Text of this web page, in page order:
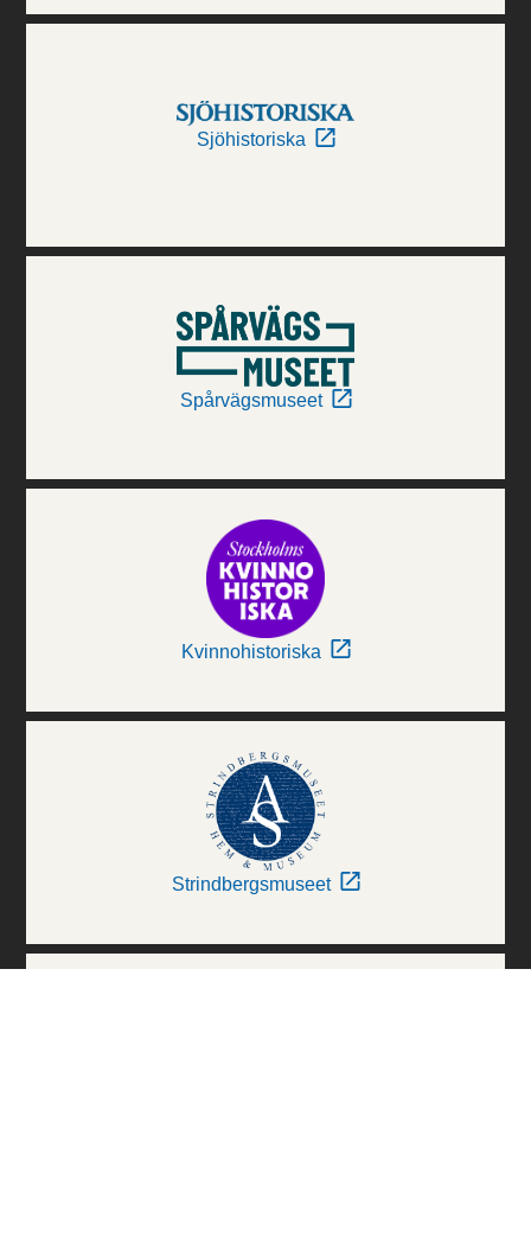
Sjöhistoriska
Spårvägsmuseet
Kvinnohistoriska
Strindbergsmuseet